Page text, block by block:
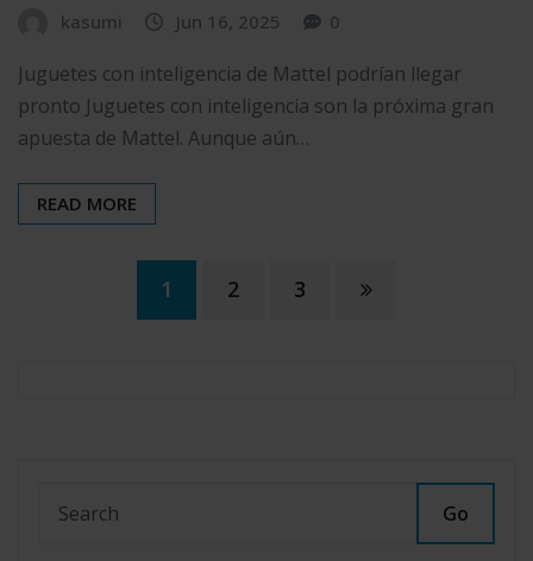
kasumi Jun 16, 2025 0
Juguetes con inteligencia de Mattel podrían llegar
pronto Juguetes con inteligencia son la próxima gran
apuesta de Mattel. Aunque aún…
READ MORE
Paginación
1 2 3
Go